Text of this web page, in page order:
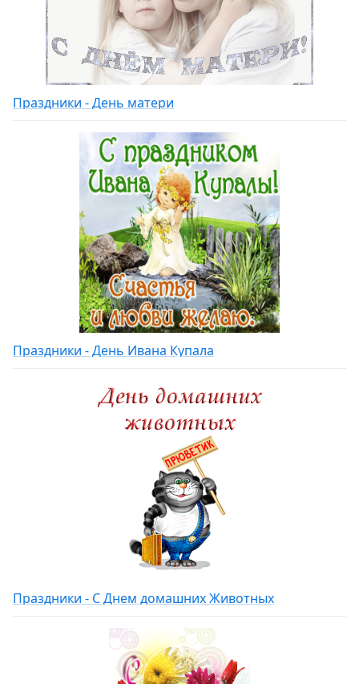
Праздники - День матери
Праздники - День Ивана Купала
Праздники - С Днем домашних Животных